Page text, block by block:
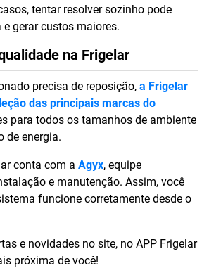
tentar resolver sozinho pode
gerar custos maiores.
na Frigelar
precisa de reposição, a Frigelar
das principais marcas do
para todos os tamanhos de ambiente
de energia.
conta com a Agyx, equipe
e manutenção. Assim, você
funcione corretamente desde o
e novidades no site, no APP Frigelar
próxima de você!